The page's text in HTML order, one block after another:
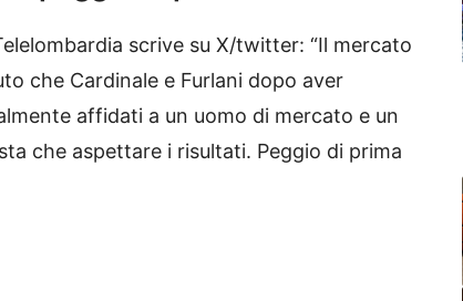
scrive su X/twitter: “Il mercato
che Cardinale e Furlani dopo aver
affidati a un uomo di mercato e un
che aspettare i risultati. Peggio di prima